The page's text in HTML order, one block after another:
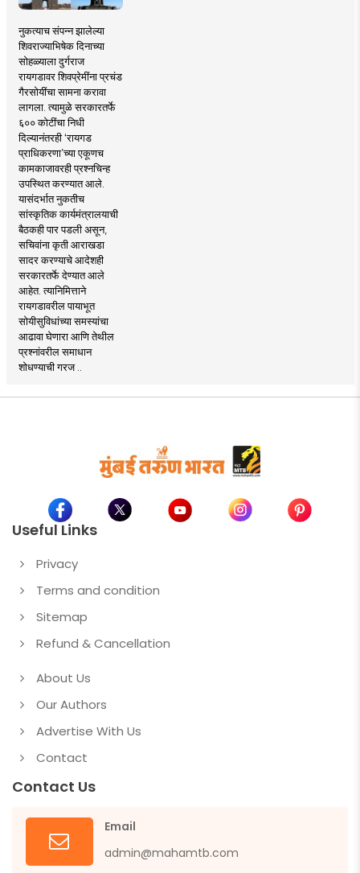
नुकत्याच संपन्न झालेल्या
शिवराज्याभिषेक दिनाच्या
सोहळ्याला दुर्गराज
रायगडावर शिवप्रेमींना प्रचंड
गैरसोयींचा सामना करावा
लागला. त्यामुळे सरकारतर्फे
६०० कोटींचा निधी
दिल्यानंतरही ‘रायगड
प्राधिकरणा’च्या एकूणच
कामकाजावरही प्रश्नचिन्ह
उपस्थित करण्यात आले.
यासंदर्भात नुकतीच
सांस्कृतिक कार्यमंत्रालयाची
बैठकही पार पडली असून,
सचिवांना कृती आराखडा
सादर करण्याचे आदेशही
सरकारतर्फे देण्यात आले
आहेत. त्यानिमित्ताने
रायगडावरील पायाभूत
सोयीसुविधांच्या समस्यांचा
आढावा घेणारा आणि तेथील
प्रश्नांवरील समाधान
शोधण्याची गरज ..
Useful Links
Privacy
Terms and condition
Sitemap
Refund & Cancellation
About Us
Our Authors
Advertise With Us
Contact
Contact Us
Email
admin@mahamtb.com